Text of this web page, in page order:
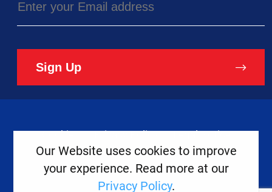
Sign Up
Copyright ©2026Europe House
Cookies Privacy Policy Legal Notice
Our Website uses cookies to improve
your experience. Read more at our
Privacy Policy.